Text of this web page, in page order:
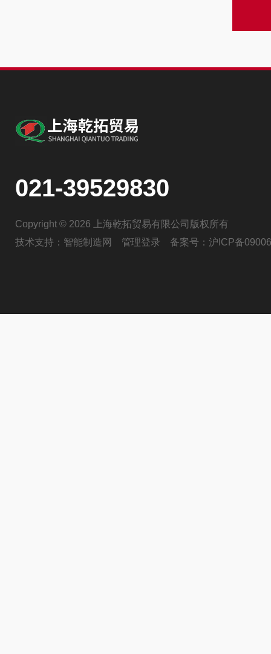
021-39529830
Copyright © 2026 上海乾拓贸易有限公司版权所有
技术支持： 智能制造网 管理登录 备案号： 沪ICP备